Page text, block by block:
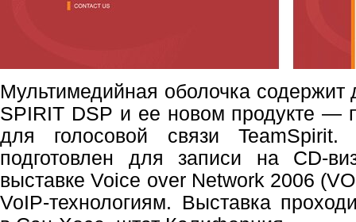
Мультимедийная оболочка содержит
SPIRIT DSP и ее новом продукте —
для голосовой связи TeamSpirit.
подготовлен для записи на CD-
выставке Voice over Network 2006
VoIP-технологиям. Выставка